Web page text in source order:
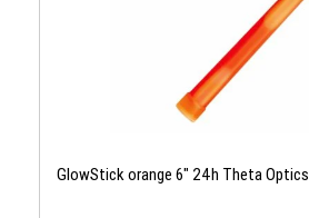
GlowStick orange 6" 24h Theta Optics